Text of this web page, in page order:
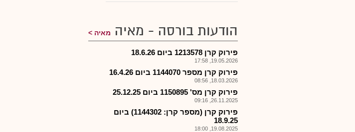
הודעות בורסה - מאיה מאיה
פירוק קרן 1213578 ביום 18.6.26
19.05.2026, 17:58
פירוק קרן מספר 1144070 ביום 16.4.26
18.03.2026, 08:56
פירוק קרן מס' 1150895 ביום 25.12.25
26.11.2025, 09:16
פירוק קרן (מספר קרן: 1144302) ביום
18.9.25
19.08.2025, 18:00